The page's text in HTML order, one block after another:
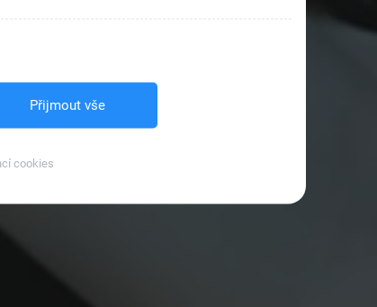
Přijmout vše
cookies